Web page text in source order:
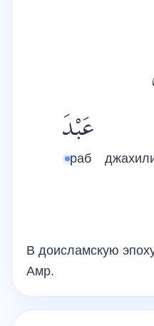
عَبْدَ
раб
В доисламскую
Амр.